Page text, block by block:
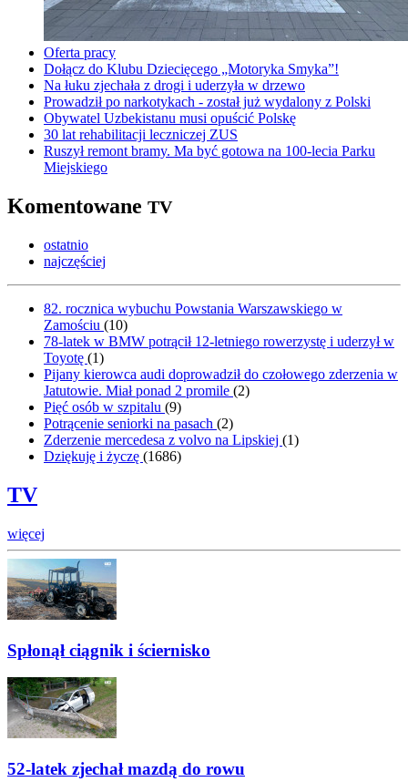
Oferta pracy
Dołącz do Klubu Dziecięcego „Motoryka Smyka”!
Na łuku zjechała z drogi i uderzyła w drzewo
Prowadził po narkotykach - został już wydalony z Polski
Obywatel Uzbekistanu musi opuścić Polskę
30 lat rehabilitacji leczniczej ZUS
Ruszył remont bramy. Ma być gotowa na 100-lecia Parku
Miejskiego
Komentowane TV
ostatnio
najczęściej
82. rocznica wybuchu Powstania Warszawskiego w
Zamościu (10)
78-latek w BMW potrącił 12-letniego rowerzystę i uderzył w
Toyotę (1)
Pijany kierowca audi doprowadził do czołowego zderzenia w
Jatutowie. Miał ponad 2 promile (2)
Pięć osób w szpitalu (9)
Potrącenie seniorki na pasach (2)
Zderzenie mercedesa z volvo na Lipskiej (1)
Dziękuję i życzę (1686)
TV
więcej
Spłonął ciągnik i ściernisko
52-latek zjechał mazdą do rowu